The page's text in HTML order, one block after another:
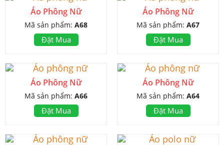
Áo Phông Nữ
Mã sản phẩm: A68
Đặt Mua
Áo Phông Nữ
Mã sản phẩm: A67
Đặt Mua
Áo Phông Nữ
Mã sản phẩm: A66
Đặt Mua
Áo Phông Nữ
Mã sản phẩm: A64
Đặt Mua